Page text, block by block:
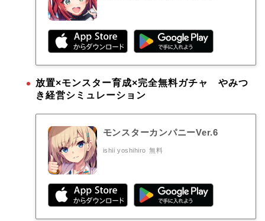
放置×モンスター育成×完全無料ガチャ やみつ
き経営シミュレーション
モンスターカンパニーVer.6
ishii yoshihiro 無料